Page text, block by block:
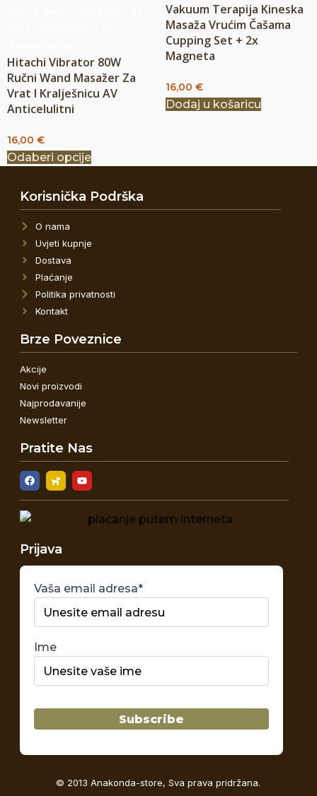
Hitachi Vibrator 80W
Ručni Wand Masažer Za
Vrat I Kralješnicu AV
Anticelulitni
16,00 €
Odaberi opcije
Vakuum Terapija Kineska
Masaža Vrućim Čašama
Cupping Set + 2x
Magneta
16,00 €
Dodaj u košaricu
Korisnička Podrška
O nama
Uvjeti kupnje
Dostava
Plaćanje
Politika privatnosti
Kontakt
Brze Poveznice
Akcije
Novi proizvodi
Najprodavanije
Newsletter
Pratite Nas
Prijava
Vaša email adresa*
Ime
© 2013 Anakonda-store, Sva prava pridržana.